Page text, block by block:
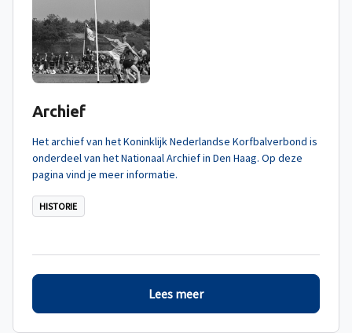
Archief
Het archief van het Koninklijk Nederlandse Korfbalverbond is
onderdeel van het Nationaal Archief in Den Haag. Op deze
pagina vind je meer informatie.
HISTORIE
Lees meer